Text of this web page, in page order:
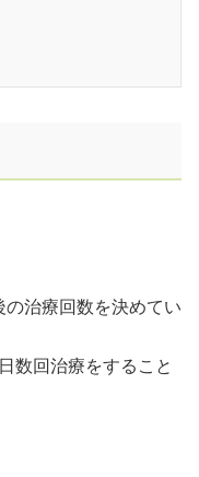
の治療回数を決めてい
数回治療をすること